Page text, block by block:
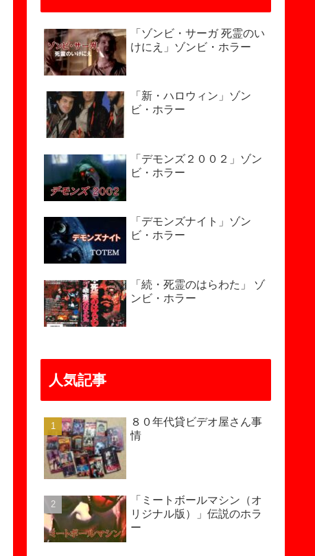
「ゾンビ・サーガ 死霊のい
けにえ」ゾンビ・ホラー
「新・ハロウィン」ゾン
ビ・ホラー
「デモンズ２００２」ゾン
ビ・ホラー
「デモンズナイト」ゾン
ビ・ホラー
「続・死霊のはらわた」 ゾ
ンビ・ホラー
人気記事
８０年代貸ビデオ屋さん事
情
「ミートボールマシン（オ
リジナル版）」伝説のホラ
ー